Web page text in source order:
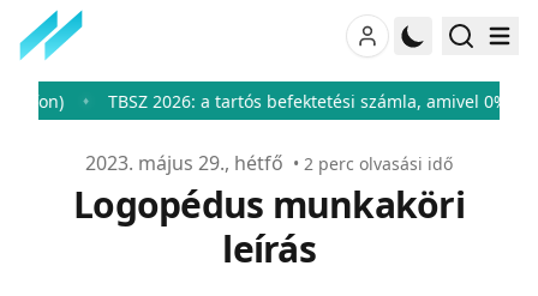
♦ TBSZ 2026: a tartós befektetési számla, amivel 0%-ra
Publikálva
2023. május 29., hétfő • 2 perc olvasási idő
Logopédus munkaköri
leírás